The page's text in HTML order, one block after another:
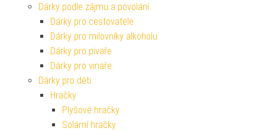
Dárky podle zájmu a povolání
Dárky pro cestovatele
Dárky pro milovníky alkoholu
Dárky pro pivaře
Dárky pro vinaře
Dárky pro děti
Hračky
Plyšové hračky
Solární hračky